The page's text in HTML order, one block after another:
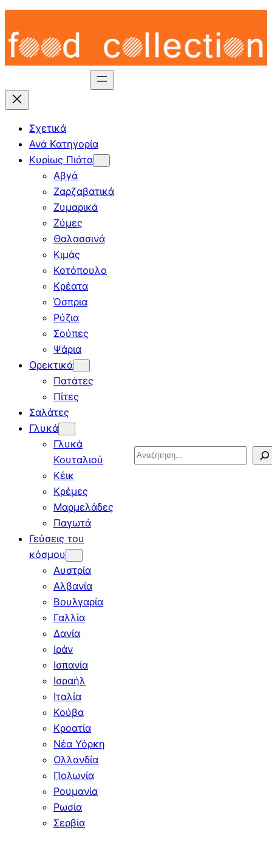
Skip
content
Σχετικά
Ανά Κατηγορία
Κυρίως Πιάτα
Αβγά
Ζαρζαβατικά
Ζυμαρικά
Ζύμες
Θαλασσινά
Κιμάς
Κοτόπουλο
Κρέατα
Όσπρια
Ρύζια
Σούπες
Ψάρια
Ορεκτικά
Πατάτες
Πίτες
Σαλάτες
Γλυκά
Γλυκά
Κουταλιού
Κέικ
Κρέμες
Μαρμελάδες
Παγωτά
Γεύσεις του
κόσμου
Αυστρία
Αλβανία
Βουλγαρία
Γαλλία
Δανία
Ιράν
Ισπανία
Ισραήλ
Ιταλία
Κούβα
Κροατία
Νέα Υόρκη
Ολλανδία
Πολωνία
Ρουμανία
Ρωσία
Σερβία
Search